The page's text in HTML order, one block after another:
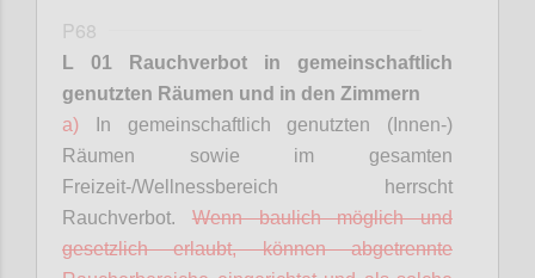
P68
L 01 Rauchverbot in gemeinschaftlich
genutzten Räumen und in den Zimmern
a)
In gemeinschaftlich genutzten (Innen-)
Räumen sowie im gesamten
Freizeit-/Wellnessbereich herrscht
Rauchverbot. Wenn baulich möglich und
gesetzlich erlaubt, können abgetrennte